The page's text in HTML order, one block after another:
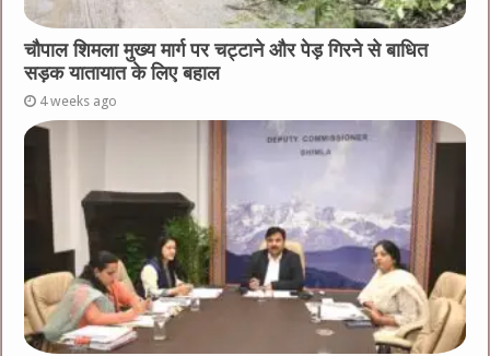
चौपाल शिमला मुख्य मार्ग पर चट्टाने और पेड़ गिरने से बाधित
सड़क यातायात के लिए बहाल
4 weeks ago